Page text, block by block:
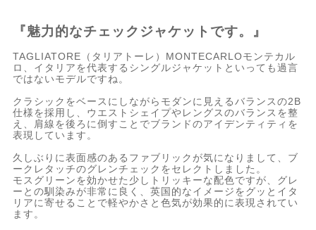
『魅力的なチェックジャケットです。』
TAGLIATORE（タリアトーレ）MONTECARLOモンテカル
ロ、イタリアを代表するシングルジャケットといっても過言
ではないモデルですね。
クラシックをベースにしながらモダンに見えるバランスの2B
仕様を採用し、ウエストシェイプやレングスのバランスを整
え、肩線を後ろに倒すことでブランドのアイデンティティを
表現しています。
久しぶりに表面感のあるファブリックが気になりまして、ブ
ークレタッチのグレンチェックをセレクトしました。
モスグリーンを効かせた少しトリッキーな配色ですが、グレ
ーとの馴染みが非常に良く、英国的なイメージをグッとイタ
リアに寄せることで軽やかさと色気が効果的に表現されてい
ます。